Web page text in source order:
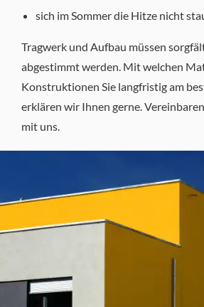
sich im Sommer die Hitze nicht
Tragwerk und Aufbau müssen
abgestimmt werden. Mit welchen
Konstruktionen Sie langfristig am
erklären wir Ihnen gerne.
mit uns.